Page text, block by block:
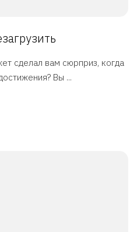
сделал вам сюрприз, когда
Вы ...